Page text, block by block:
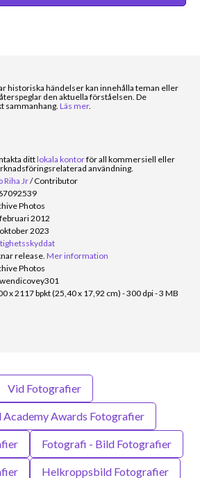
historiska händelser kan innehålla teman eller
den aktuella förståelsen. De
sammanhang. Läs mer.
dittlokala kontorför all kommersiell eller
användning.
Riha Jr/Contributor
Photos
2012
2023
release.Mer information
Photos
x 2117 bpkt (25,40 x 17,92 cm) - 300 dpi - 3 MB
Vid Fotografier
Academy Awards Fotografier
Fotografi - Bild Fotografier
Helkroppsbild Fotografier